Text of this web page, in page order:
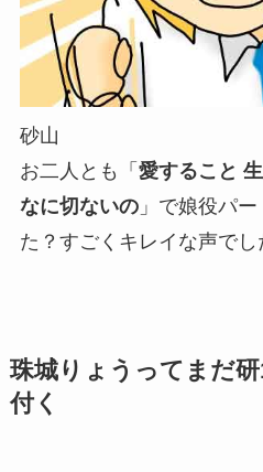
砂山
お二人とも「 愛すること
なに切ないの」で娘役パー
た？すごくキレイな声でし
珠城りょうってまだ
付く